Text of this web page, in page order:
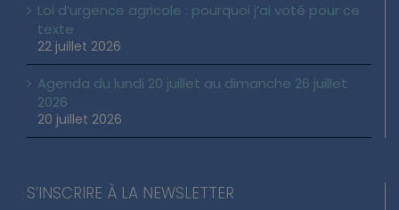
Loi d’urgence agricole : pourquoi j’ai voté pour ce
texte
22 juillet 2026
Agenda du lundi 20 juillet au dimanche 26 juillet
2026
20 juillet 2026